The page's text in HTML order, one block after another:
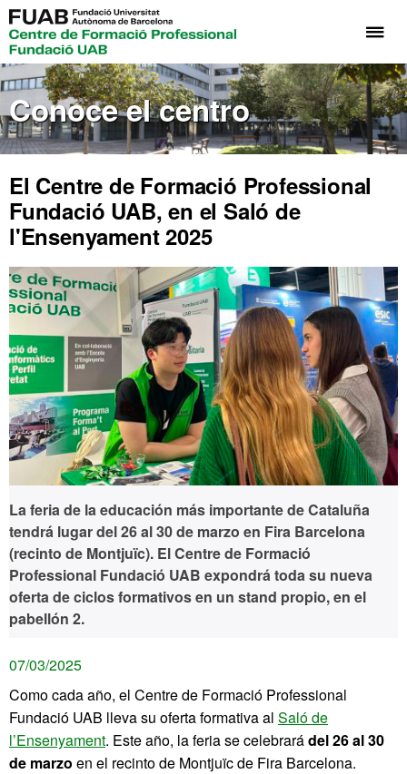
el
Conoce el centro
El Centre de Formació Professional
Fundació UAB, en el Saló de
l'Ensenyament 2025
La feria de la educación más importante de Cataluña
tendrá lugardel 26 al 30 de marzo en Fira Barcelona
(recinto de Montjuïc). El Centre de Formació
Professional Fundació UAB expondrá toda su nueva
oferta de ciclos formativos en un stand propio, en el
pabellón 2.
07/03/2025
Como cada año, el Centre de Formació Professional
Fundació UAB lleva su oferta formativa al Saló de
l’Ensenyament. Este año, la feria se celebrarádel 26 al 30
de marzo en el recinto de Montjuïc de Fira Barcelona.